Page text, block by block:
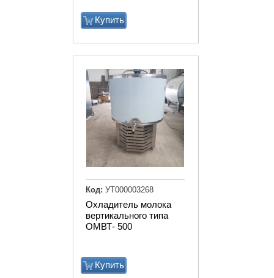
Купить
Охладитель молока
вертикального типа
ОМВТ- 500
Купить
Код: УТ000003268